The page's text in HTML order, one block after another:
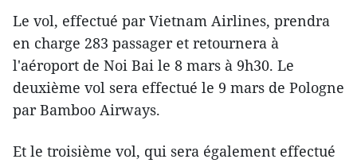
Le vol, effectué par Vietnam Airlines, prendra
en charge 283 passager et retournera à
l'aéroport de Noi Bai le 8 mars à 9h30. Le
deuxième vol sera effectué le 9 mars de Pologne
par Bamboo Airways.
Et le troisième vol, qui sera également effectué